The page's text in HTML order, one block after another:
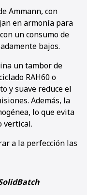
Ammann, con
en armonía para
un consumo de
bajos.
un tambor de
RAH60 o
y suave reduce el
Además, la
lo que evita
vertical.
a la perfección las